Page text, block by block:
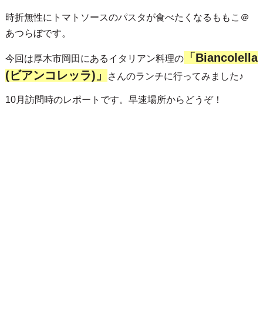
時折無性にトマトソースのパスタが食べたくなるももこ＠
あつらぼです。
今回は厚木市岡田にあるイタリアン料理の「Biancolella
(ビアンコレッラ)」
さんのランチに行ってみました♪
10月訪問時のレポートです。早速場所からどうぞ！